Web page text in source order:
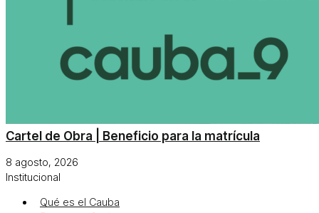
Cartel de Obra | Beneficio para la matrícula
8 agosto, 2026
Institucional
Qué es el Cauba